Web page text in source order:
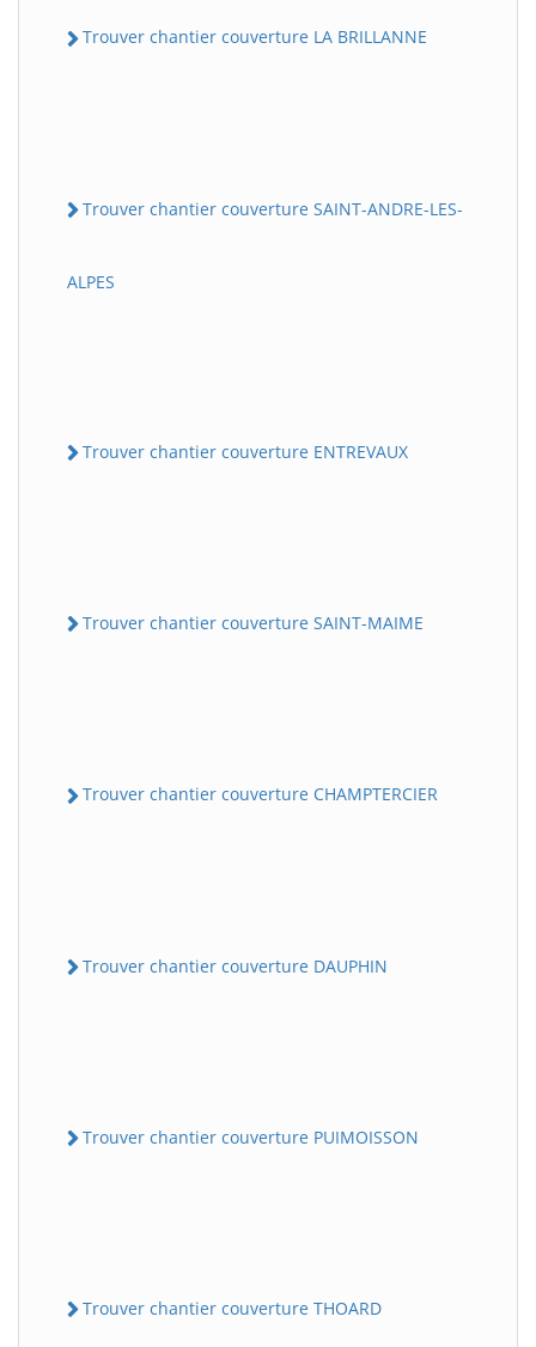
Trouver chantier couverture LA BRILLANNE
Trouver chantier couverture SAINT-ANDRE-LES-
ALPES
Trouver chantier couverture ENTREVAUX
Trouver chantier couverture SAINT-MAIME
Trouver chantier couverture CHAMPTERCIER
Trouver chantier couverture DAUPHIN
Trouver chantier couverture PUIMOISSON
Trouver chantier couverture THOARD